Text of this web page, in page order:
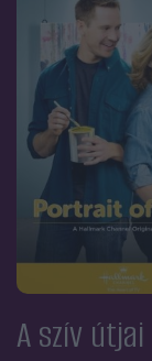
Hirdetés
A szív útjai